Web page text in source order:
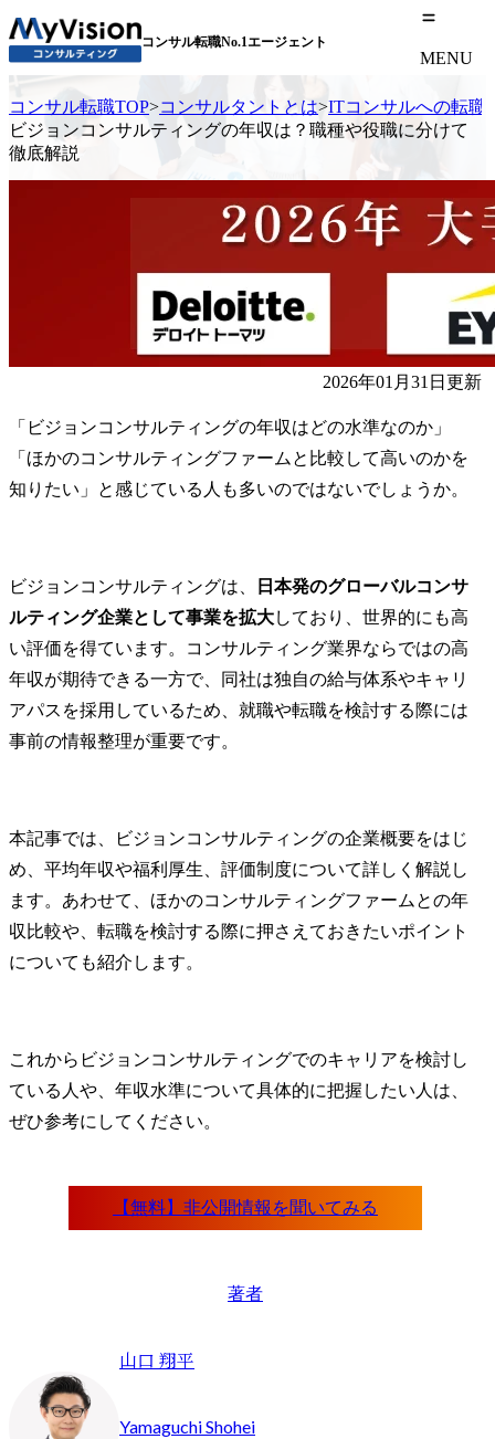
コンサル転職No.1エージェント
MENU
コンサル転職TOP>コンサルタントとは>ITコンサルへの転職
ビジョンコンサルティングの年収は？職種や役職に分けて
徹底解説
2026年01月31日更新
「ビジョンコンサルティングの年収はどの水準なのか」
「ほかのコンサルティングファームと比較して高いのかを
知りたい」と感じている人も多いのではないでしょうか。
ビジョンコンサルティングは、
日本発のグローバルコンサ
ルティング企業として事業を拡大しており、世界的にも高
い評価を得ています。コンサルティング業界ならではの高
年収が期待できる一方で、同社は独自の給与体系やキャリ
アパスを採用しているため、就職や転職を検討する際には
事前の情報整理が重要です。
本記事では、ビジョンコンサルティングの企業概要をはじ
め、平均年収や福利厚生、評価制度について詳しく解説し
ます。あわせて、ほかのコンサルティングファームとの年
収比較や、転職を検討する際に押さえておきたいポイント
についても紹介します。
これからビジョンコンサルティングでのキャリアを検討し
ている人や、年収水準について具体的に把握したい人は、
ぜひ参考にしてください。
著者
山口 翔平
Yamaguchi Shohei